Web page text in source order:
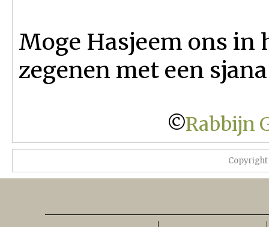
Moge Hasjeem ons in
zegenen met een
©Rabbijn